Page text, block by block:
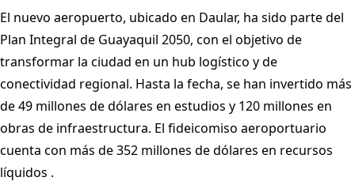
El nuevo aeropuerto, ubicado en Daular, ha sido parte del
Plan Integral de Guayaquil 2050, con el objetivo de
transformar la ciudad en un hub logístico y de
conectividad regional. Hasta la fecha, se han invertido más
de 49 millones de dólares en estudios y 120 millones en
obras de infraestructura. El fideicomiso aeroportuario
cuenta con más de 352 millones de dólares en recursos
líquidos .